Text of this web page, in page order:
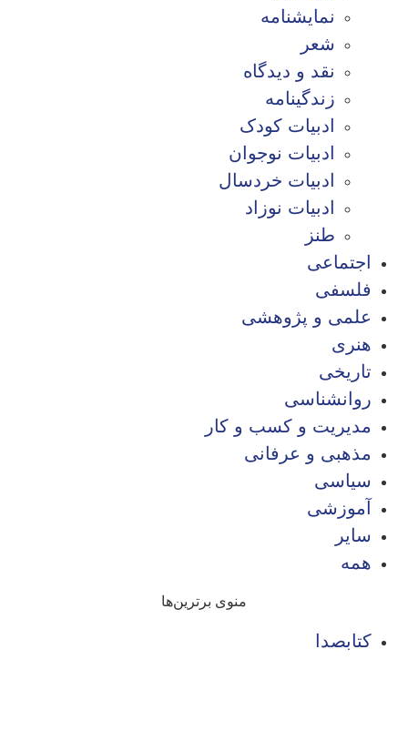
نمایشنامه
شعر
نقد و دیدگاه
زندگینامه
ادبیات کودک
ادبیات نوجوان
ادبیات خردسال
ادبیات نوزاد
طنز
اجتماعی
فلسفی
علمی و پژوهشی
هنری
تاریخی
روانشناسی
مدیریت و کسب و کار
مذهبی و عرفانی
سیاسی
آموزشی
سایر
همه
منوی برترین‌ها
کتابصدا